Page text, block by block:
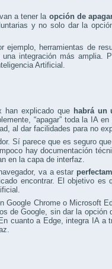
a tener la opción de
y no solo dar la
ejemplo, herramientas de
integración más amplia.
Artificial.
han explicado que habrá un
“apagar” toda la IA
al dar facilidades para no
Sí parece que es seguro
hay documentación
en la capa de interfaz.
va a estar
encontrar. El objetivo es
Google Chrome o Microsoft
de Google, sin dar la opción
cuanto a Edge, integra IA a